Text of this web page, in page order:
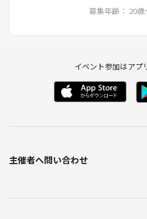
募集年齢： 20
イベント参加はアプ
主催者へ問い合わせ